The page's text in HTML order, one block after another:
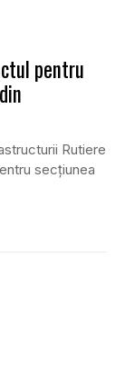
pentru
Rutiere
secţiunea